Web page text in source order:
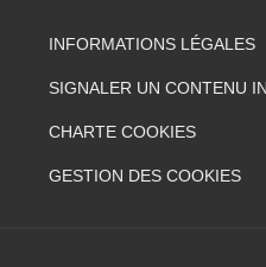
INFORMATIONS LÉGALES
SIGNALER UN CONTENU
CHARTE COOKIES
GESTION DES COOKIES